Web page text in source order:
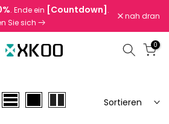
. Ende ein [Countdown] .
Sie sich
nah dran
0
Sortieren